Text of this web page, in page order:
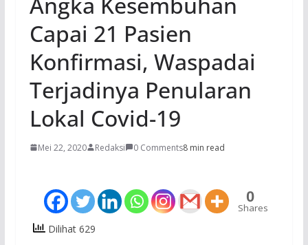
Capai 21 Pasien
Konfirmasi, Waspadai
Terjadinya Penularan
Lokal Covid-19
Mei 22, 2020 Redaksi 0 Comments8 min read
0
Shares
Dilihat 629